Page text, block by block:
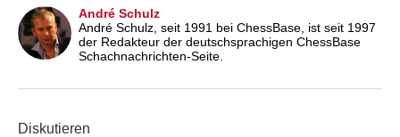
André Schulz
André Schulz, seit 1991 bei ChessBase, ist seit 1997
der Redakteur der deutschsprachigen ChessBase
Schachnachrichten-Seite.
Diskutieren